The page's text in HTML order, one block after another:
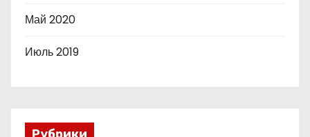
Май 2020
Июль 2019